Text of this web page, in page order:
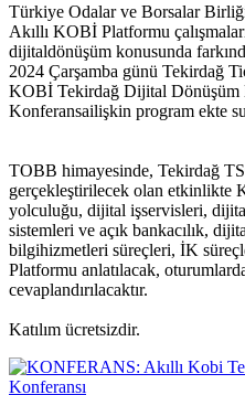
Türkiye Odalar ve Borsalar
Akıllı KOBİ Platformu
dijitaldönüşüm konusunda
2024 Çarşamba günü Tekirdağ
KOBİ Tekirdağ Dijital Dönüşüm
Konferansailişkin program ekte
TOBB himayesinde, Tekirdağ
gerçekleştirilecek olan etkinlikte
yolculuğu, dijital işservisleri,
sistemleri ve açık bankacılık,
bilgihizmetleri süreçleri, İK
Platformu anlatılacak,
cevaplandırılacaktır.
Katılım ücretsizdir.